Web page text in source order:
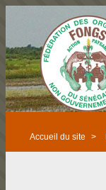
Accueil du site >